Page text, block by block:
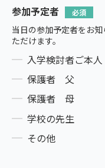
参加予定者
当日の参加予定者をお
ただけます。
入学検討者ご本人
保護者 父
保護者 母
学校の先生
その他